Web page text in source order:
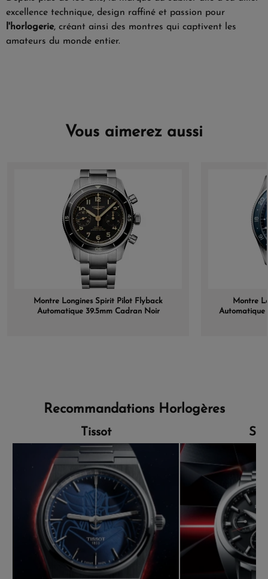
excellence technique, design raffiné et passion pour
l'horlogerie, créant ainsi des montres qui captivent les
amateurs du monde entier.
Vous aimerez aussi
Montre Longines Spirit Pilot Flyback
Automatique 39.5mm Cadran Noir
Montre
Automatique
Recommandations Horlogères
Tissot